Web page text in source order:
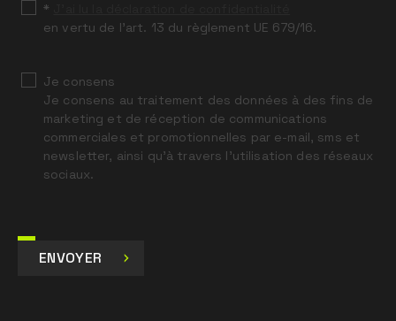
*
en vertu de l’art. 13 du règlement UE 679/16.
Je consens
Je consens au traitement des données à des fins de
marketing et de réception de communications
commerciales et promotionnelles par e-mail, sms et
newsletter, ainsi qu’à travers l’utilisation des réseaux
sociaux.
ENVOYER